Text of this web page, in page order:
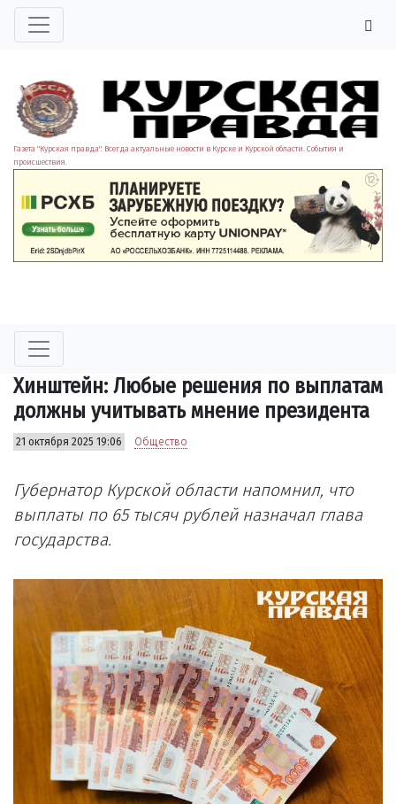
Газета "Курская правда". Всегда актуальные новости в Курске и Курской области. События и
происшествия.
Хинштейн: Любые решения по выплатам
должны учитывать мнение президента
21 октября 2025 19:06 Общество
Губернатор Курской области напомнил, что
выплаты по 65 тысяч рублей назначал глава
государства.